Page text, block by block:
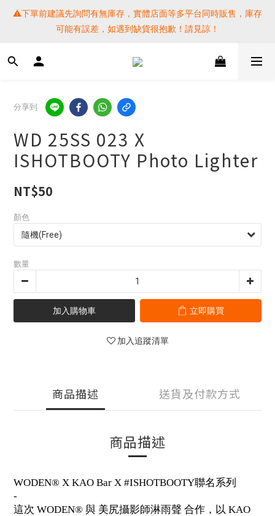
⚠️下單前建議先詢問有無庫存，實體店面等多平台同時販售，庫存
可能有誤差，如遇到缺貨很抱歉！請見諒！
⚠️下單前建議先詢問有無庫存，實體店面等多平台同時販售，庫存
可能有誤差，如遇到缺貨很抱歉！請見諒！
SF EXPRESS WORLD SHIPPING
提醒各位⚠️下單後寄出，請務必在時間內完成取貨才是乖寶寶呦~
如未取貨必須支付運費! 謝謝
⚠️下單前建議先詢問有無庫存，實體店面等多平台同時販售，庫存
可能有誤差，如遇到缺貨很抱歉！請見諒！
分享到
WD 25SS 023 X
ISHOTBOOTY Photo Lighter
NT$50
顏色
數量
加入購物車 立即購買
加入追蹤清單
商品描述 送貨及付款方式
商品描述
WODEN® X KAO Bar X #ISHOTBOOTY聯名系列
-
這次 WODEN® 與 美尻攝影師淋雨聲 合作，以 KAO